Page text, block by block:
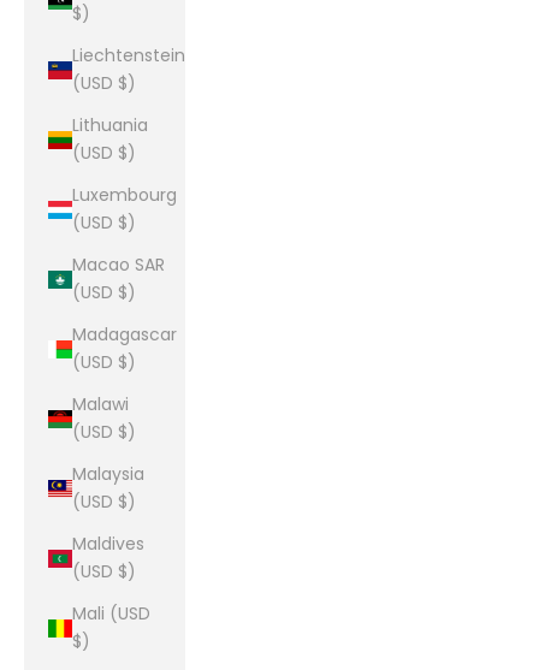
$)
Liechtenstein
(USD $)
Lithuania
(USD $)
Luxembourg
(USD $)
Macao SAR
(USD $)
Madagascar
(USD $)
Malawi
(USD $)
Malaysia
(USD $)
Maldives
(USD $)
Mali (USD
$)